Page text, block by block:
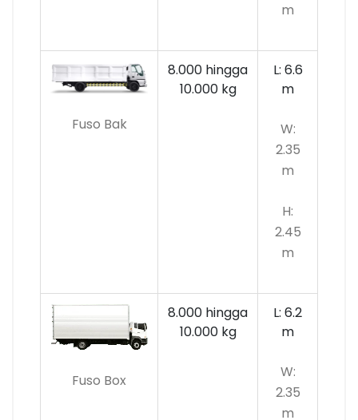
m
Fuso Bak
8.000 hingga
10.000kg
L: 6.6
m
W:
2.35
m
H:
2.45
m
Fuso Box
8.000 hingga
10.000 kg
L: 6.2
m
W:
2.35
m